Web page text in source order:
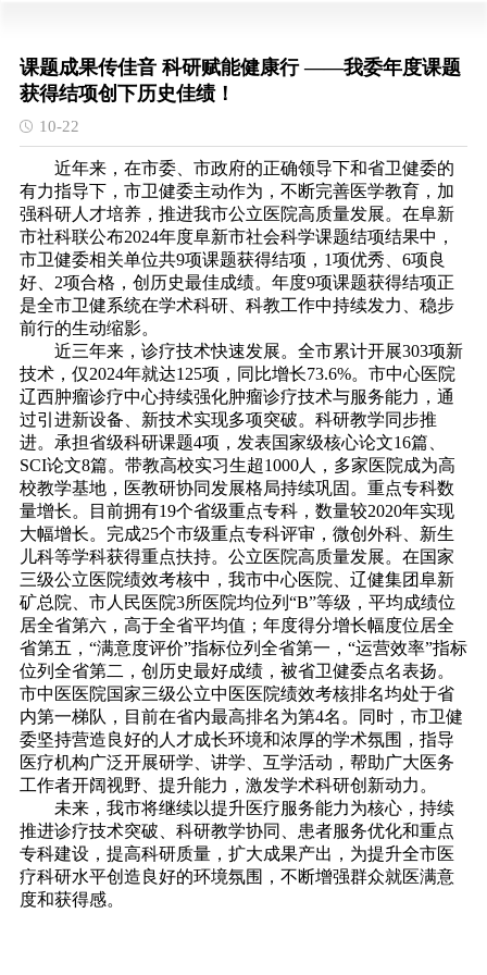
课题成果传佳音 科研赋能健康行 ——我委年度课题
获得结项创下历史佳绩！
10-22
近年来，在市委、市政府的正确领导下和省卫健委的
有力指导下，市卫健委主动作为，不断完善医学教育，加
强科研人才培养，推进我市公立医院高质量发展。在阜新
市社科联公布2024年度阜新市社会科学课题结项结果中，
市卫健委相关单位共9项课题获得结项，1项优秀、6项良
好、2项合格，创历史最佳成绩。年度9项课题获得结项正
是全市卫健系统在学术科研、科教工作中持续发力、稳步
前行的生动缩影。
近三年来，诊疗技术快速发展。全市累计开展303项新
技术，仅2024年就达125项，同比增长73.6%。市中心医院
辽西肿瘤诊疗中心持续强化肿瘤诊疗技术与服务能力，通
过引进新设备、新技术实现多项突破。科研教学同步推
进。承担省级科研课题4项，发表国家级核心论文16篇、
SCI论文8篇。带教高校实习生超1000人，多家医院成为高
校教学基地，医教研协同发展格局持续巩固。重点专科数
量增长。目前拥有19个省级重点专科，数量较2020年实现
大幅增长。完成25个市级重点专科评审，微创外科、新生
儿科等学科获得重点扶持。公立医院高质量发展。在国家
三级公立医院绩效考核中，我市中心医院、辽健集团阜新
矿总院、市人民医院3所医院均位列“B”等级，平均成绩位
居全省第六，高于全省平均值；年度得分增长幅度位居全
省第五，“满意度评价”指标位列全省第一，“运营效率”指标
位列全省第二，创历史最好成绩，被省卫健委点名表扬。
市中医医院国家三级公立中医医院绩效考核排名均处于省
内第一梯队，目前在省内最高排名为第4名。同时，市卫健
委坚持营造良好的人才成长环境和浓厚的学术氛围，指导
医疗机构广泛开展研学、讲学、互学活动，帮助广大医务
工作者开阔视野、提升能力，激发学术科研创新动力。
未来，我市将继续以提升医疗服务能力为核心，持续
推进诊疗技术突破、科研教学协同、患者服务优化和重点
专科建设，提高科研质量，扩大成果产出，为提升全市医
疗科研水平创造良好的环境氛围，不断增强群众就医满意
度和获得感。